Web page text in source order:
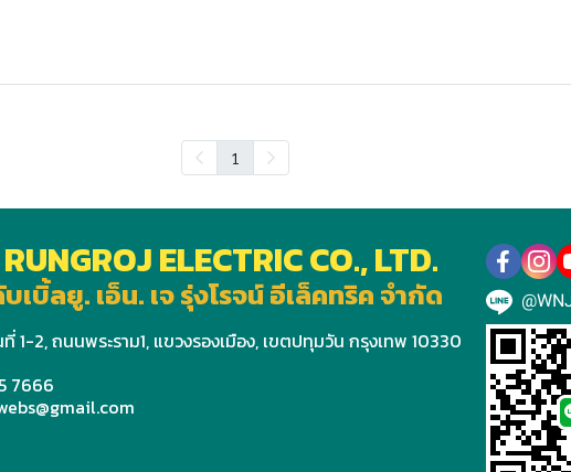
1
ELECTRIC CO., LTD.
เบิ้ลยู. เอ็น. เจ รุ่งโรจน์ อีเล็คทริค จำกัด
1-2, ถนนพระราม1, แขวงรองเมือง, เขตปทุมวัน กรุงเทพ 10330
7666